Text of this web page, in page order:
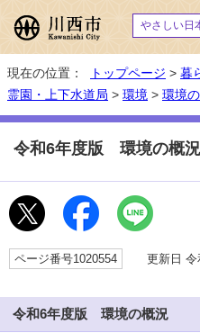
やさしい日
現在の位置： トップページ > 暮
霊園・上下水道局 > 環境 > 環境
令和6年度版 環境の概況
ページ番号1020554 更新日 令
令和6年度版 環境の概況